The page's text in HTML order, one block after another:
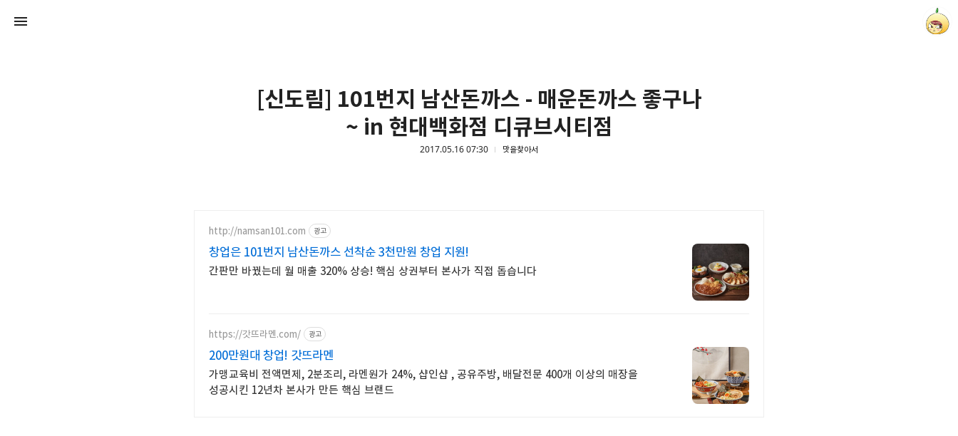
[신도림] 101번지 남산돈까스 - 매운돈까스 좋구나
~ in 현대백화점 디큐브시티점
2017.05.16 07:30 맛을찾아서
http://namsan101.com 광고
창업은 101번지 남산돈까스 선착순 3천만원 창업 지원!
간판만 바꿨는데 월 매출 320% 상승! 핵심 상권부터 본사가 직접 돕습니다
https://갓뜨라멘.com/ 광고
200만원대 창업! 갓뜨라멘
가맹교육비 전액면제, 2분조리, 라멘원가 24%, 샵인샵 , 공유주방, 배달전문 400개 이상의 매장을
성공시킨 12년차 본사가 만든 핵심 브랜드